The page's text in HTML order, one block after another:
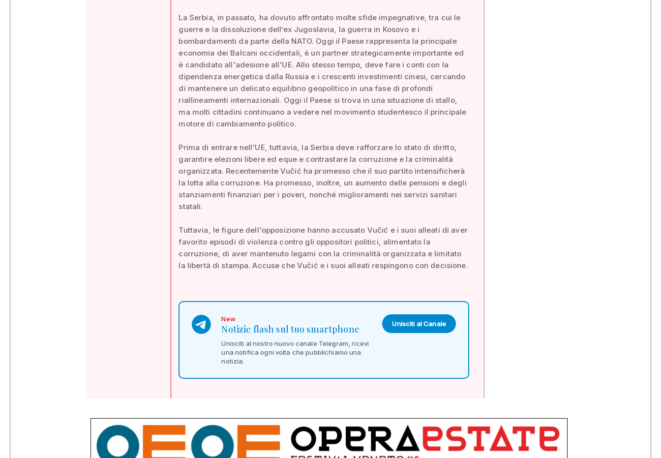
La Serbia, in passato, ha dovuto affrontato molte sfide impegnative, tra cui le
guerre e la dissoluzione dell’ex Jugoslavia, la guerra in Kosovo e i
bombardamenti da parte della NATO. Oggi il Paese rappresenta la principale
economia dei Balcani occidentali, è un partner strategicamente importante ed
è candidato all'adesione all'UE. Allo stesso tempo, deve fare i conti con la
dipendenza energetica dalla Russia e i crescenti investimenti cinesi, cercando
di mantenere un delicato equilibrio geopolitico in una fase di profondi
riallineamenti internazionali. Oggi il Paese si trova in una situazione di stallo,
ma molti cittadini continuano a vedere nel movimento studentesco il principale
motore di cambiamento politico.
Prima di entrare nell'UE, tuttavia, la Serbia deve rafforzare lo stato di diritto,
garantire elezioni libere ed eque e contrastare la corruzione e la criminalità
organizzata. Recentemente Vučić ha promesso che il suo partito intensificherà
la lotta alla corruzione. Ha promesso, inoltre, un aumento delle pensioni e degli
stanziamenti finanziari per i poveri, nonché miglioramenti nei servizi sanitari
statali.
Tuttavia, le figure dell'opposizione hanno accusato Vučić e i suoi alleati di aver
favorito episodi di violenza contro gli oppositori politici, alimentato la
corruzione, di aver mantenuto legami con la criminalità organizzata e limitato
la libertà di stampa. Accuse che Vučić e i suoi alleati respingono con decisione.
New
Notizie flash sul tuo smartphone
Unisciti al nostro nuovo canale Telegram, ricevi
una notifica ogni volta che pubblichiamo una
notizia.
Unisciti al Canale